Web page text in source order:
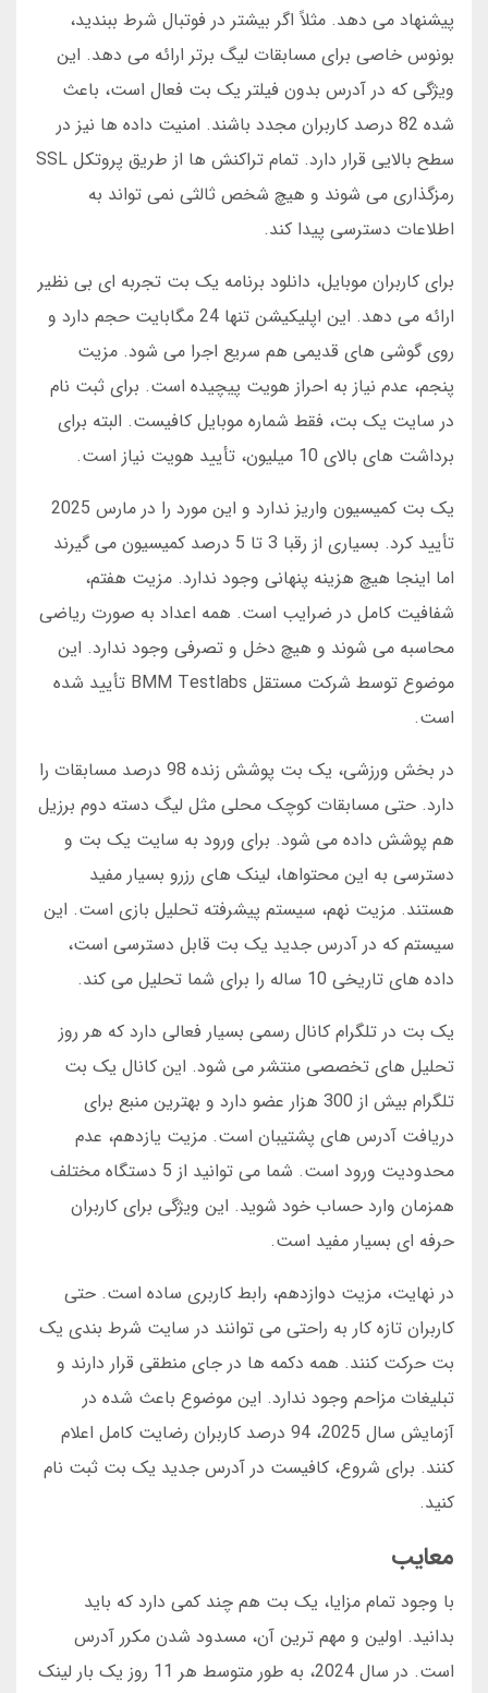
پیشنهاد می دهد. مثلاً اگر بیشتر در فوتبال شرط ببندید،
بونوس خاصی برای مسابقات لیگ برتر ارائه می دهد. این
ویژگی که در آدرس بدون فیلتر یک بت فعال است، باعث
شده 82 درصد کاربران مجدد باشند. امنیت داده ها نیز در
سطح بالایی قرار دارد. تمام تراکنش ها از طریق پروتکل SSL
رمزگذاری می شوند و هیچ شخص ثالثی نمی تواند به
اطلاعات دسترسی پیدا کند.
برای کاربران موبایل، دانلود برنامه یک بت تجربه ای بی نظیر
ارائه می دهد. این اپلیکیشن تنها 24 مگابایت حجم دارد و
روی گوشی های قدیمی هم سریع اجرا می شود. مزیت
پنجم، عدم نیاز به احراز هویت پیچیده است. برای ثبت نام
در سایت یک بت، فقط شماره موبایل کافیست. البته برای
برداشت های بالای 10 میلیون، تأیید هویت نیاز است.
یک بت کمیسیون واریز ندارد و این مورد را در مارس 2025
تأیید کرد. بسیاری از رقبا 3 تا 5 درصد کمیسیون می گیرند
اما اینجا هیچ هزینه پنهانی وجود ندارد. مزیت هفتم،
شفافیت کامل در ضرایب است. همه اعداد به صورت ریاضی
محاسبه می شوند و هیچ دخل و تصرفی وجود ندارد. این
موضوع توسط شرکت مستقل BMM Testlabs تأیید شده
است.
در بخش ورزشی، یک بت پوشش زنده 98 درصد مسابقات را
دارد. حتی مسابقات کوچک محلی مثل لیگ دسته دوم برزیل
هم پوشش داده می شود. برای ورود به سایت یک بت و
دسترسی به این محتواها، لینک های رزرو بسیار مفید
هستند. مزیت نهم، سیستم پیشرفته تحلیل بازی است. این
سیستم که در آدرس جدید یک بت قابل دسترسی است،
داده های تاریخی 10 ساله را برای شما تحلیل می کند.
یک بت در تلگرام کانال رسمی بسیار فعالی دارد که هر روز
تحلیل های تخصصی منتشر می شود. این کانال یک بت
تلگرام بیش از 300 هزار عضو دارد و بهترین منبع برای
دریافت آدرس های پشتیبان است. مزیت یازدهم، عدم
محدودیت ورود است. شما می توانید از 5 دستگاه مختلف
همزمان وارد حساب خود شوید. این ویژگی برای کاربران
حرفه ای بسیار مفید است.
در نهایت، مزیت دوازدهم، رابط کاربری ساده است. حتی
کاربران تازه کار به راحتی می توانند در سایت شرط بندی یک
بت حرکت کنند. همه دکمه ها در جای منطقی قرار دارند و
تبلیغات مزاحم وجود ندارد. این موضوع باعث شده در
آزمایش سال 2025، 94 درصد کاربران رضایت کامل اعلام
کنند. برای شروع، کافیست در آدرس جدید یک بت ثبت نام
کنید.
معایب
با وجود تمام مزایا، یک بت هم چند کمی دارد که باید
بدانید. اولین و مهم ترین آن، مسدود شدن مکرر آدرس
است. در سال 2024، به طور متوسط هر 11 روز یک بار لینک